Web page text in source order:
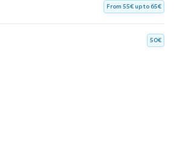
From 55€ up to 65€
50€